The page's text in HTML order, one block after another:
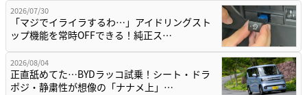
2026/07/30
「マジでイライラするわ…」アイドリングスト
ップ機能を常時OFFできる！純正ス…
2026/08/04
正直舐めてた…BYDラッコ試乗！シート・ドラ
ポジ・静粛性が想像の「ナナメ上」…